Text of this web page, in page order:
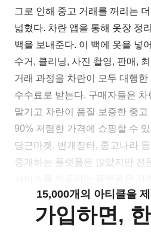
그로 인해 중고 거래를 꺼리는
넓혔다. 차란 앱을 통해 옷장 정
백을 보내준다. 이 백에 옷을 넣
수거, 클리닝, 사진 촬영, 판매,
거래 과정을 차란이 모두 대행
수수료로 받는다. 구매자들은 차
맡기고 차란이 품질 보증한 중고
90% 저렴한 가격에 쇼핑할 수
당근마켓, 번개장터, 중고나라
중개하는 플랫폼은 많았지만 전
15,000개의 아티클을
가입하면,